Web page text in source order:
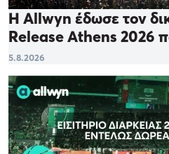
Η Allwyn έδωσε τον
Release Athens 2026
5.8.2026